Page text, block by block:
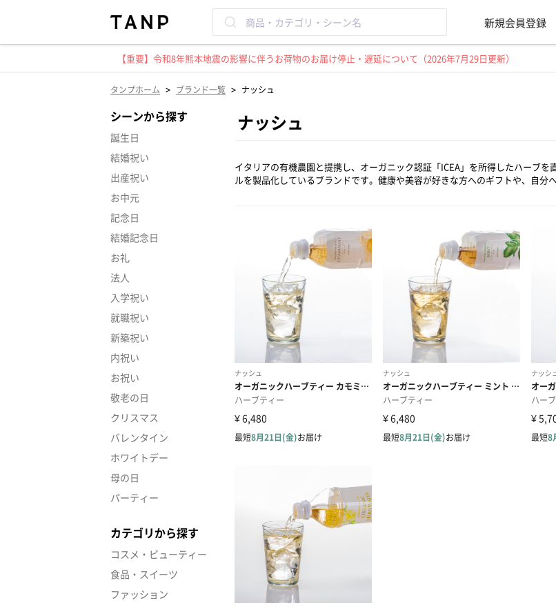
新規会員登録
【重要】令和8年熊本地震の影響に伴うお荷物のお届け停止・遅延について（2026年7月29日更新）
タンプホーム > ブランド一覧 > ナッシュ
シーンから探す
誕生日
結婚祝い
出産祝い
お中元
記念日
結婚記念日
お礼
法人
入学祝い
就職祝い
新築祝い
内祝い
お祝い
敬老の日
クリスマス
バレンタイン
ホワイトデー
母の日
パーティー
カテゴリから探す
コスメ・ビューティー
食品・スイーツ
ファッション
ナッシュ
イタリアの有機農園と提携し、オーガニック認証「ICEA」を所得したハーブ
ルを製品化しているブランドです。健康や美容が好きな方へのギフトや、自分